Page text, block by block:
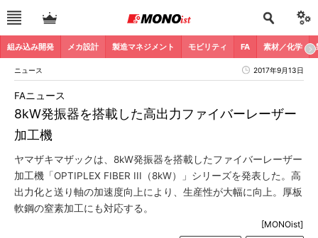
組み込み開発 メカ設計 製造マネジメント モビリティ FA 素材／化学
ニュース 2017年9月13日
8kW発振器を搭載した高出力ファイバーレーザー
加工機
FAニュース
ヤマザキマザックは、8kW発振器を搭載したファイバーレーザー
加工機「OPTIPLEX FIBER III（8kW）」シリーズを発表した。高
出力化と送り軸の加速度向上により、生産性が大幅に向上。厚板
軟鋼の窒素加工にも対応する。
[MONOist]